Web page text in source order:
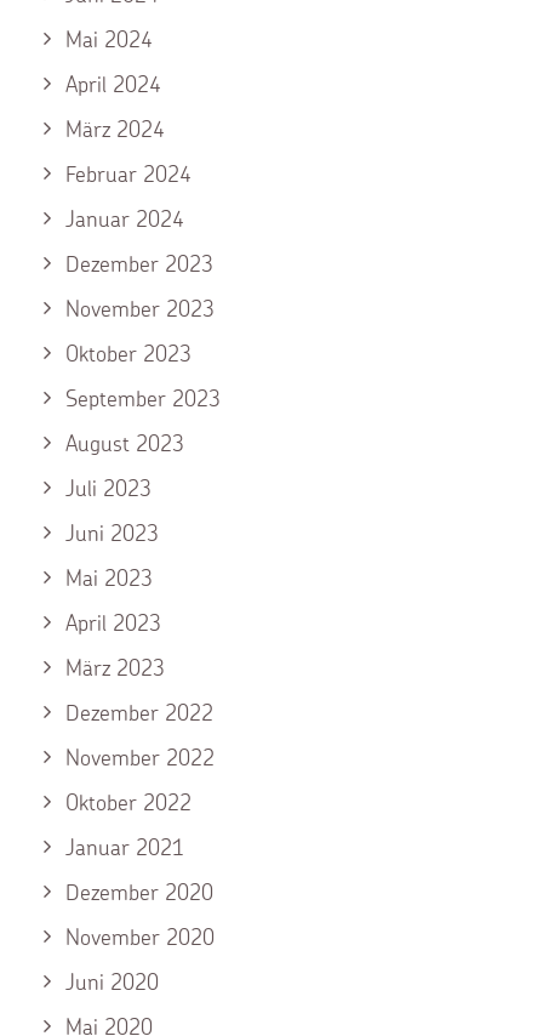
Mai 2024
April 2024
März 2024
Februar 2024
Januar 2024
Dezember 2023
November 2023
Oktober 2023
September 2023
August 2023
Juli 2023
Juni 2023
Mai 2023
April 2023
März 2023
Dezember 2022
November 2022
Oktober 2022
Januar 2021
Dezember 2020
November 2020
Juni 2020
Mai 2020